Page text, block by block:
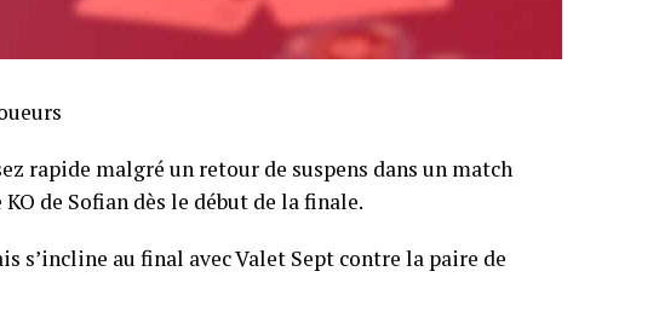
rapide malgré un retour de suspens dans un match
de Sofian dès le début de la finale.
s’incline au final avec Valet Sept contre la paire de